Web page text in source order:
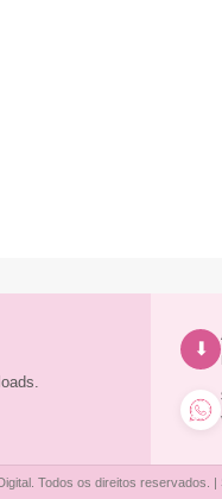
⬇
Todos os direitos reservados. |